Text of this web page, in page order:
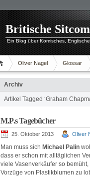
Britische
Ein Blog über Komisches,
Oliver Nagel Glossar
Archiv
Artikel Tagged ‘Graham
M.P.s Tagebücher
25. Oktober 2013 Oliver
Man muss sich Michael Palin
dass er schon mit alltäglichen
viele Vasenverkäufer so
Vorzüge von Plastikblumen zu